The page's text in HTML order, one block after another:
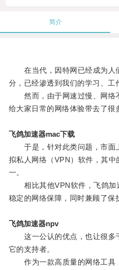
简介
在当代，因特网已经成为人
分，已经渗透到我们的学习、工
然而，由于网速过慢、网络
给大家日常的网络体验带去了很
飞鸽加速器mac下载
于是，针对此类问题，市面
拟私人网络（VPN）软件，其中
一。
相比其他VPN软件，飞鸽加
稳定的网络保障，同时兼顾了保
飞鸽加速器npv
这一公认的优点，也让很多
它的支持者。
作为一款高质量的网络工具